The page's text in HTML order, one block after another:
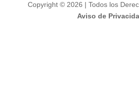
Copyright © 2026 | Todos los
Aviso de